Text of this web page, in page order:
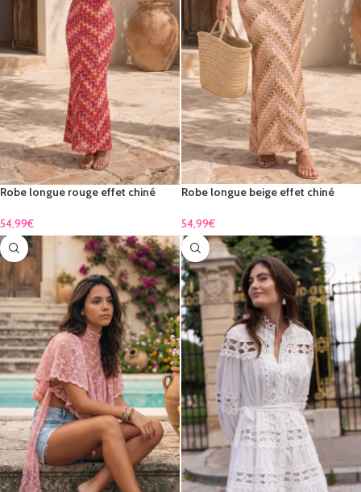
Robe longue rouge effet chiné
54,99€
Robe longue beige effet chiné
54,99€